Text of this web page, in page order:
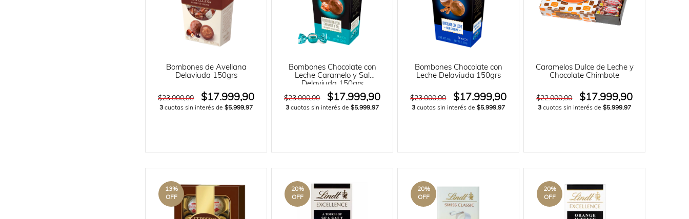
Bombones de Avellana
Delaviuda 150grs
$23.000,00 $17.999,90
3 cuotas sin interés de$5.999,97
Bombones Chocolate con
Leche Caramelo y Sal
Delaviuda 150grs
$23.000,00
$17.999,90
3 cuotas sin interés de$5.999,97
Bombones Chocolate con
Leche Delaviuda 150grs
$23.000,00 $17.999,90
3 cuotas sin interés de$5.999,97
Caramelos Dulce de Leche y
Chocolate Chimbote
$22.000,00 $17.999,90
3 cuotas sin interés de$5.999,97
13%
OFF
20%
OFF
20%
OFF
20%
OFF